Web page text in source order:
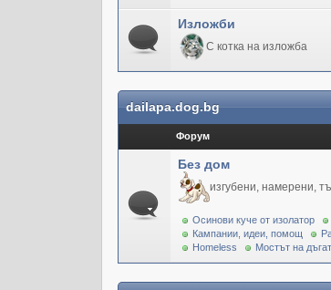
Изложби
С котка на изложба
dailapa.dog.bg
Форум
Без дом
изгубени, намерени,
Осинови куче от изолатор
Кампании, идеи, помощ
Homeless
Мостът на